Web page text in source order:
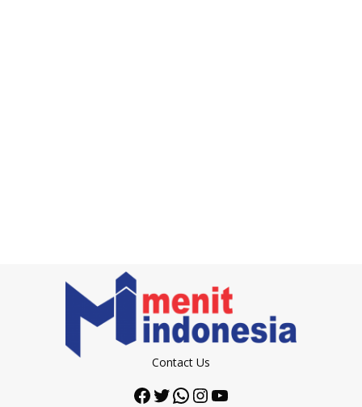
Contact Us
Facebook
Twitter
WhatsApp
Instagram
YouTube